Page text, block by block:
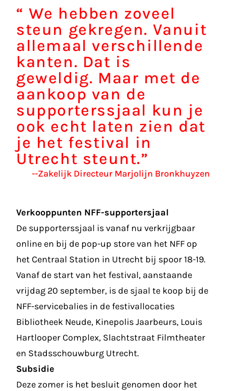
“We hebben zoveel
steun gekregen. Vanuit
allemaal verschillende
kanten. Dat is
geweldig. Maar met de
aankoop van de
supporterssjaal kun je
ook echt laten zien dat
je het festival in
Utrecht steunt.”
--Zakelijk Directeur Marjolijn Bronkhuyzen
Verkooppunten NFF-supportersjaal
De supporterssjaal is vanaf nu verkrijgbaar
online en bij de pop-up store van het NFF op
het Centraal Station in Utrecht bij spoor 18-19.
Vanaf de start van het festival, aanstaande
vrijdag 20 september, is de sjaal te koop bij de
NFF-servicebalies in de festivallocaties
Bibliotheek Neude, Kinepolis Jaarbeurs, Louis
Hartlooper Complex, Slachtstraat Filmtheater
en Stadsschouwburg Utrecht.
Subsidie
Deze zomer is het besluit genomen door het